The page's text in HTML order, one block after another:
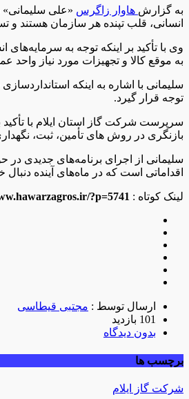
به گزارش هاوار زاگرس «علی سلیمانی»
انسانی، قلب تپنده هر سازمان هستند
وی با تأکید بر اینکه توجه به
به‌ موقع کالا و تجهیزات مورد نیاز
سلیمانی با اشاره به اینکه
توجه قرار گیرد.
سرپرست شرکت گاز استان ایلام با
بازنگری در روش‌ های تأمین، ثبت،
سلیمانی از اجرای برنامه‌های جدیدی در
اقداماتی است که در ماه‌های آینده
لینک کوتاه : ?p=5741
ارسال توسط : مجتبی قیطاسی
101 بازدید
بدون دیدگاه
برچسب ها
شرکت گاز ایلام